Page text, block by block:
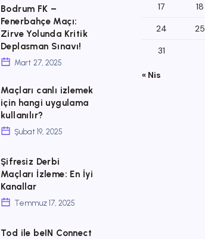
Bodrum FK –
Fenerbahçe Maçı:
Zirve Yolunda Kritik
Deplasman Sınavı!
Mart 27, 2025
Maçları canlı izlemek
için hangi uygulama
kullanılır?
Şubat 19, 2025
Şifresiz Derbi
Maçları İzleme: En İyi
Kanallar
Temmuz 17, 2025
Tod ile beIN Connect
17 18
24 25
31
« Nis